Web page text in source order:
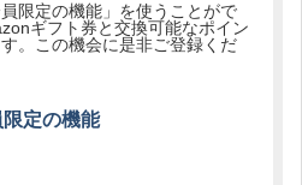
限定の機能」を使うことがで
ギフト券と交換可能なポイン
。この機会に是非ご登録くだ
定の機能